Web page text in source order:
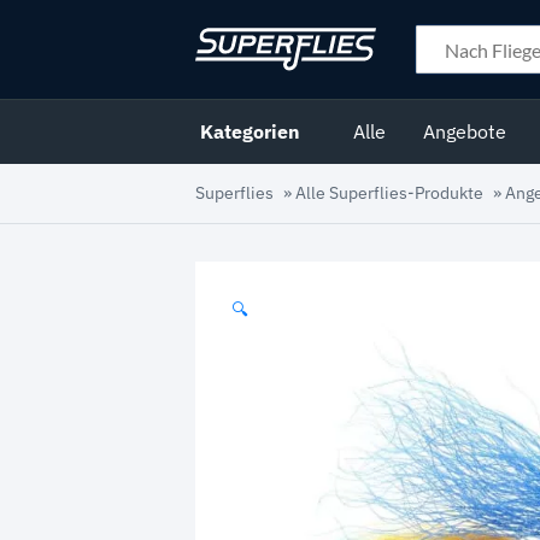
Kategorien Alle Angebote
Superflies »Alle Superflies-Produkte »
🔍